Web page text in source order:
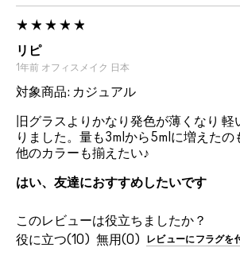
リピ
1年前 オフィスメイク 日本
対象商品: カジュアル
旧グラスよりかなり発色が薄くなり 軽
りました。量も3mlから5mlに増えたの
他のカラーも揃えたい♪
はい、友達におすすめしたいです
このレビューは役立ちましたか？
10
0 レビューにフラグを